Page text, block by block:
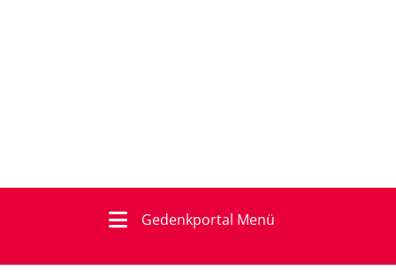
Gedenkportal Menü